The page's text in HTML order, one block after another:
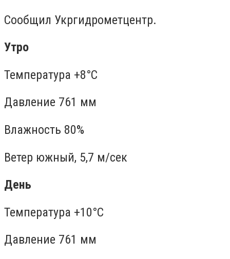
Сообщил Укргидрометцентр.
Утро
Температура +8°C
Давление 761 мм
Влажность 80%
Ветер южный, 5,7 м/сек
День
Температура +10°C
Давление 761 мм